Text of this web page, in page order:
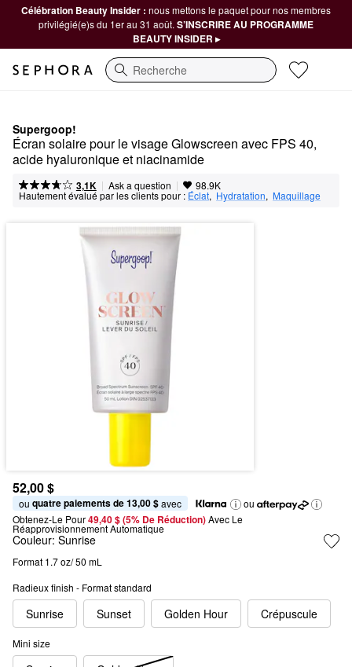
Célébration Beauty Insider : nous mettons le paquet pour nos membres
privilégié(e)s du 1er au 31 août. S’INSCRIRE AU PROGRAMME
BEAUTY INSIDER ▸
Recherche
Supergoop!
Écran solaire pour le visage Glowscreen avec FPS 40,
acide hyaluronique et niacinamide
3,1K | Ask a question | 98.9K
Hautement évalué par les clients pour : Éclat, Hydratation, Maquillage
52,00 $
ou quatre paiements de 13,00 $ avec
ou
Obtenez-Le Pour49,40 $ (5% De Réduction) Avec Le
Réapprovisionnement Automatique
Couleur: Sunrise
Format 1.7 oz/ 50 mL
Radieux finish - Format standard
Sunrise Sunset Golden Hour Crépuscule
Mini size